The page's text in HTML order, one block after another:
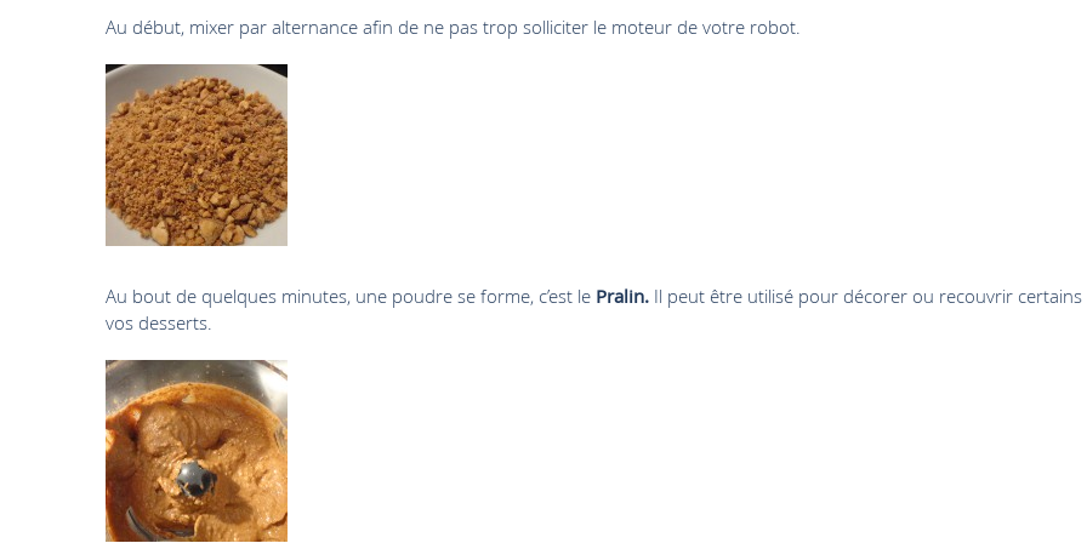
Au début, mixer par alternance afin de ne pas trop solliciter le moteur de votre robot.
Au bout de quelques minutes, une poudre se forme, c’est le Pralin. Il peut être utilisé pour décorer ou recouvrir certains
vos desserts.